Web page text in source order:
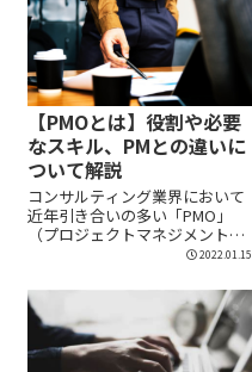
【PMOとは】役割や必要
なスキル、PMとの違いに
ついて解説
コンサルティング業界において
近年引き合いの多い「PMO」
（プロジェクトマネジメントオ
2022.01.15